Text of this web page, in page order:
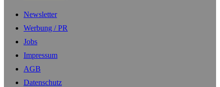
Newsletter
Werbung / PR
Jobs
Impressum
AGB
Datenschutz